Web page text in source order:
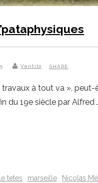
Ventilo SHARE
à tout va »,
du 19e siècle par Alfred
tetes marseille Nicolas